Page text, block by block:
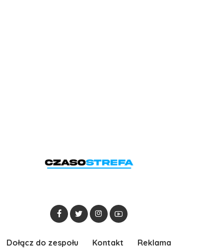
Dołącz do zespołu Kontakt Reklama